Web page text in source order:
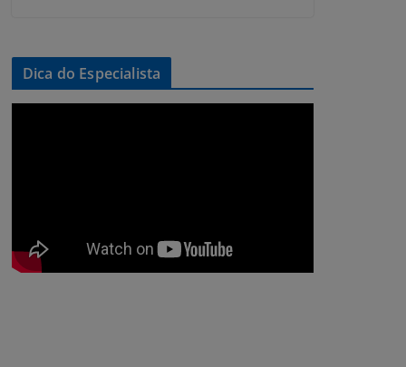
Dica do Especialista